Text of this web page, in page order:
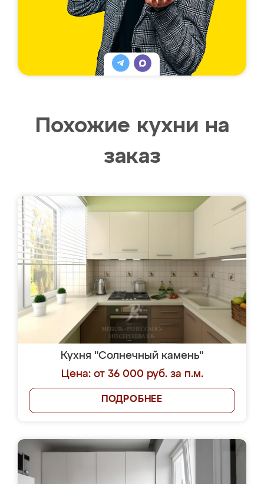
Похожие кухни на
заказ
Кухня "Солнечный камень"
Цена: от 36 000 руб. за п.м.
ПОДРОБНЕЕ